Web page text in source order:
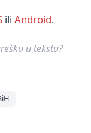
ili Android.
u tekstu?